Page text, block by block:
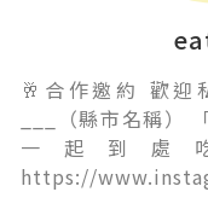
🥂合作邀約 歡
___（縣市名稱
一起到處
https://